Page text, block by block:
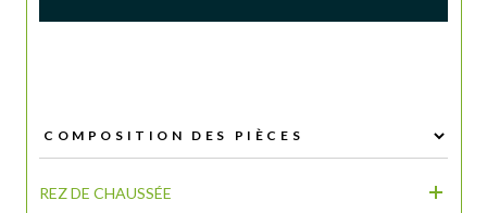
REZ DE CHAUSSÉE